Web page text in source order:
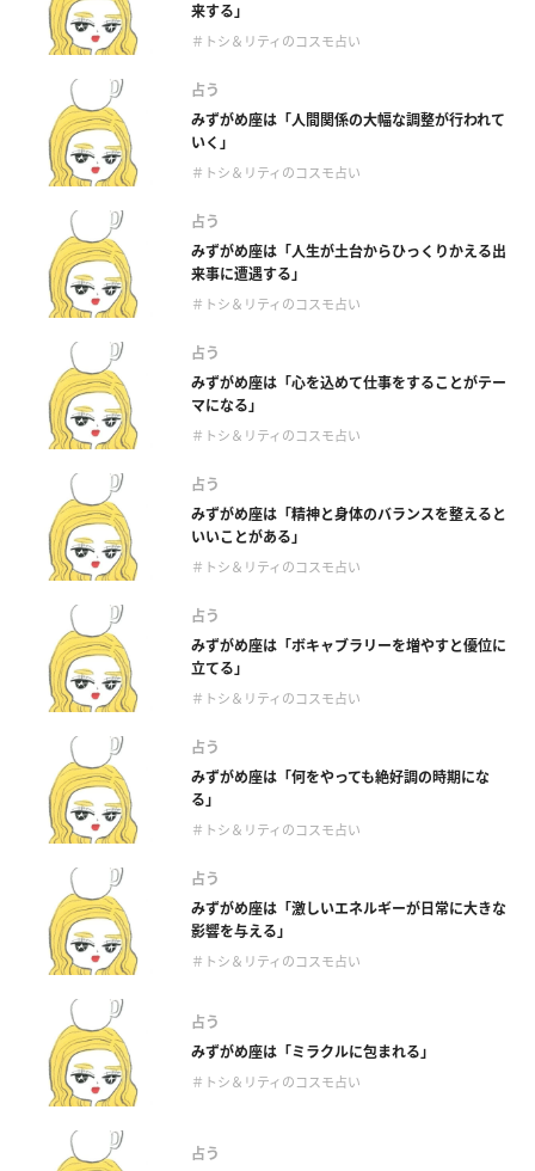
来する」
＃トシ＆リティのコスモ占い
占う
みずがめ座は「人間関係の大幅な調整が行われて
いく」
＃トシ＆リティのコスモ占い
占う
みずがめ座は「人生が土台からひっくりかえる出
来事に遭遇する」
＃トシ＆リティのコスモ占い
占う
みずがめ座は「心を込めて仕事をすることがテー
マになる」
＃トシ＆リティのコスモ占い
占う
みずがめ座は「精神と身体のバランスを整えると
いいことがある」
＃トシ＆リティのコスモ占い
占う
みずがめ座は「ボキャブラリーを増やすと優位に
立てる」
＃トシ＆リティのコスモ占い
占う
みずがめ座は「何をやっても絶好調の時期にな
る」
＃トシ＆リティのコスモ占い
占う
みずがめ座は「激しいエネルギーが日常に大きな
影響を与える」
＃トシ＆リティのコスモ占い
占う
みずがめ座は「ミラクルに包まれる」
＃トシ＆リティのコスモ占い
占う